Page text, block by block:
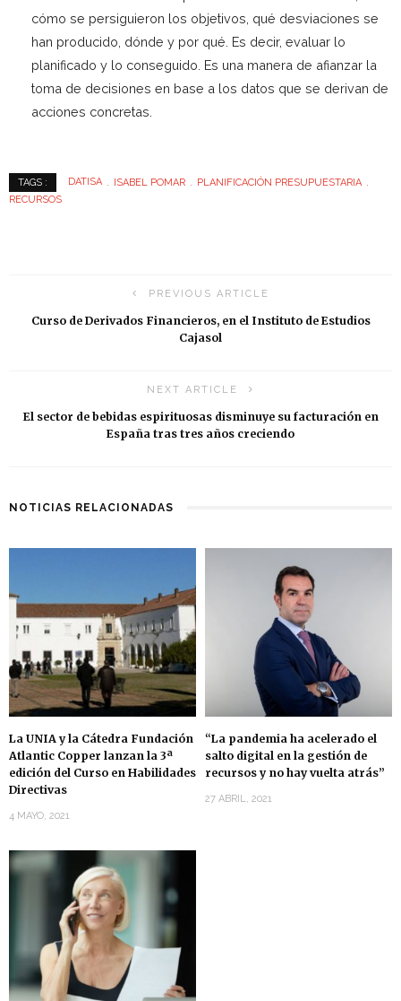
cómo se persiguieron los objetivos, qué desviaciones se
han producido, dónde y por qué. Es decir, evaluar lo
planificado y lo conseguido. Es una manera de afianzar la
toma de decisiones en base a los datos que se derivan de
acciones concretas.
TAGS : DATISA ISABEL POMAR
PLANIFICACIÓN PRESUPUESTARIA
RECURSOS
PREVIOUS ARTICLE
Curso de Derivados Financieros, en el Instituto de Estudios
Cajasol
NEXT ARTICLE
El sector de bebidas espirituosas disminuye su facturación en
España tras tres años creciendo
NOTICIAS RELACIONADAS
La UNIA y la Cátedra Fundación
Atlantic Copper lanzan la 3ª
edición del Curso en Habilidades
Directivas
4 MAYO, 2021
“La pandemia ha acelerado el
salto digital en la gestión de
recursos y no hay vuelta atrás”
27 ABRIL, 2021